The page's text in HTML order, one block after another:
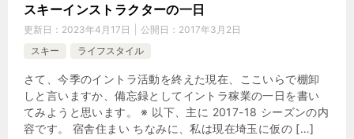
スキーインストラクターの一日
更新日： 2023年4月17日 公開日： 2017年3月2日
スキー
ライフスタイル
さて、今季のイントラ活動を終えた現在、ここいらで棚卸
しと言いますか、備忘録としてイントラ稼業の一日を書い
てみようと思います。 ※ 以下、主に 2017-18 シーズンの内
容です。 宿舎住まい ちなみに、私は現在埼玉に仮の […]